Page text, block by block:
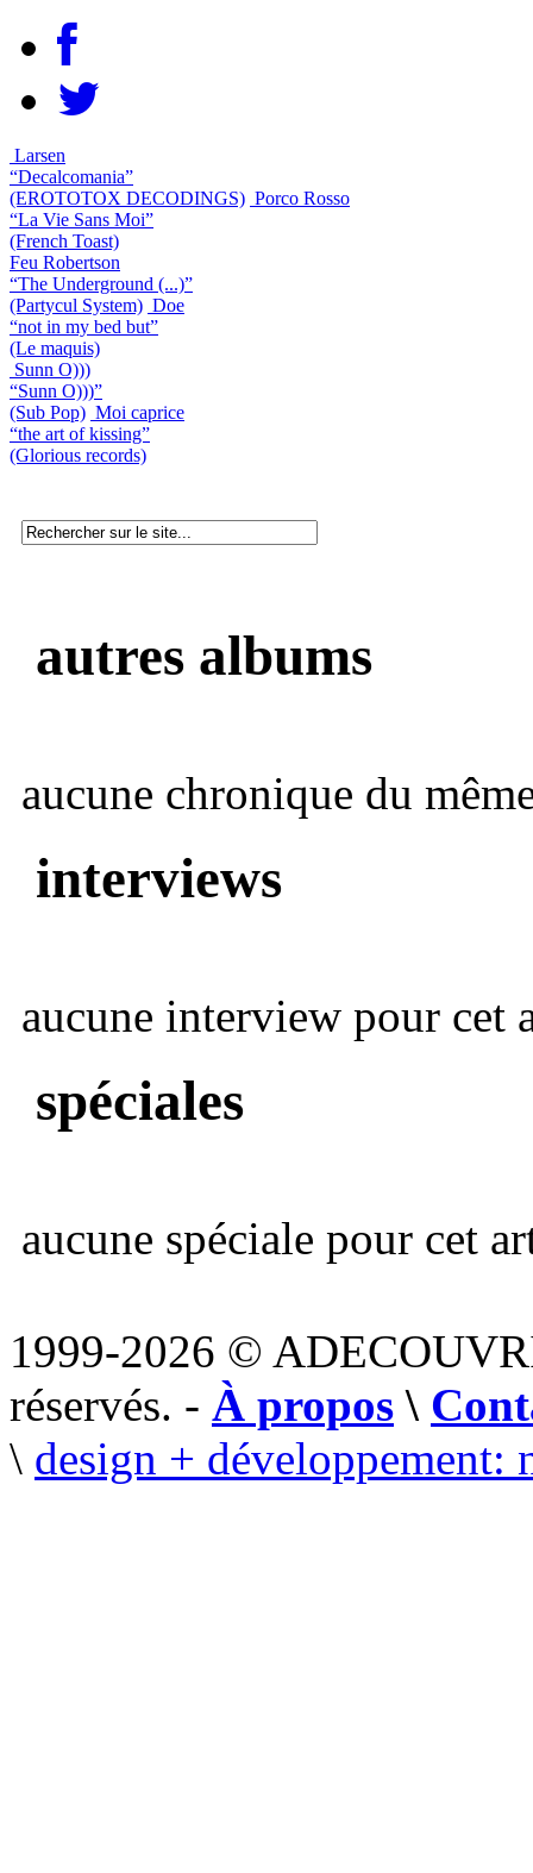
Larsen
“Decalcomania”
(EROTOTOX DECODINGS) Porco Rosso
“La Vie Sans Moi”
(French Toast)
Feu Robertson
“The Underground (...)”
(Partycul System) Doe
“not in my bed but”
(Le maquis)
Sunn O)))
“Sunn O)))”
(Sub Pop) Moi caprice
“the art of kissing”
(Glorious records)
autres albums
aucune chronique du
interviews
aucune interview pour cet
spéciales
aucune spéciale pour cet
1999-2026 ©
réservés. - À propos \
\ design + développement: